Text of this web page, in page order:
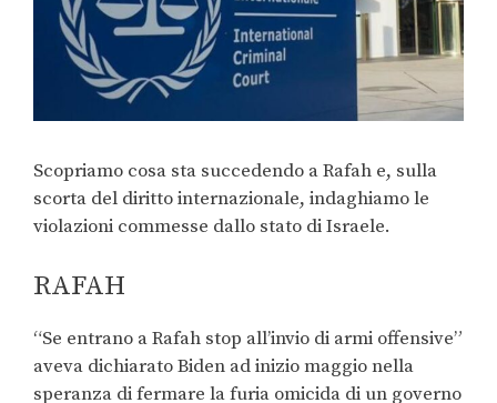
Scopriamo cosa sta succedendo a Rafah e, sulla
scorta del diritto internazionale, indaghiamo le
violazioni commesse dallo stato di Israele.
RAFAH
“Se entrano a Rafah stop all’invio di armi offensive”
aveva dichiarato Biden ad inizio maggio nella
speranza di fermare la furia omicida di un governo